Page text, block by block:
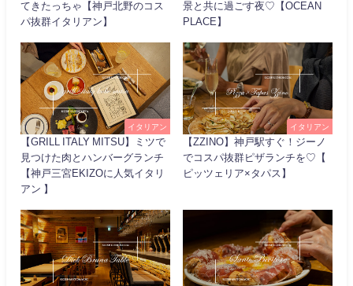
てきたっちゃ【神戸北野のコス
パ抜群イタリアン】
景と共に過ごす夜♡【OCEAN
PLACE】
イタリアン
【GRILL ITALY MITSU】ミツで
見つけた肉とハンバーグランチ
【神戸三宮EKIZOに人気イタリ
アン 】
イタリアン
【ZZINO】神戸駅すぐ！ジーノ
でコスパ抜群ピザランチを♡【
ピッツェリア×タパス】